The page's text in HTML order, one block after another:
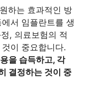
하는 효과적인 방
서 임플란트를 생
, 의료보험의 적
이 중요합니다.
을 습득하고, 각
결정하는 것이 중